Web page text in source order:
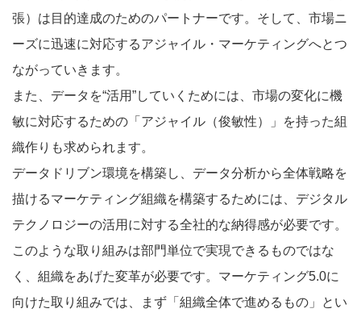
張）は目的達成のためのパートナーです。そして、市場ニ
ーズに迅速に対応するアジャイル・マーケティングへとつ
ながっていきます。
また、データを“活用”していくためには、市場の変化に機
敏に対応するための「アジャイル（俊敏性）」を持った組
織作りも求められます。
データドリブン環境を構築し、データ分析から全体戦略を
描けるマーケティング組織を構築するためには、デジタル
テクノロジーの活用に対する全社的な納得感が必要です。
このような取り組みは部門単位で実現できるものではな
く、組織をあげた変革が必要です。マーケティング5.0に
向けた取り組みでは、まず「組織全体で進めるもの」とい